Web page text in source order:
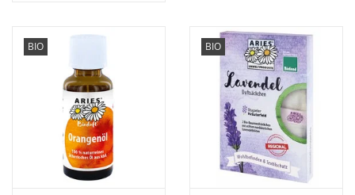
Inhalt:
Wirkstoffe
NCI: Prunus amygdalus dulcis oil, Linalool*, Eucalyptus
globulus oil, Aniba rosaeodora oil, Lavandula angustifolia oil,
Lavandula hybrida oil, Melaleuca alternifolia oil, Benzyl
benzoate, Citral*, Citronellol, Coumarin*, Geraniol*,
Limonene*.
*Natürliche Inhaltsstoffe der ätherischen Öle.
BIO BIO